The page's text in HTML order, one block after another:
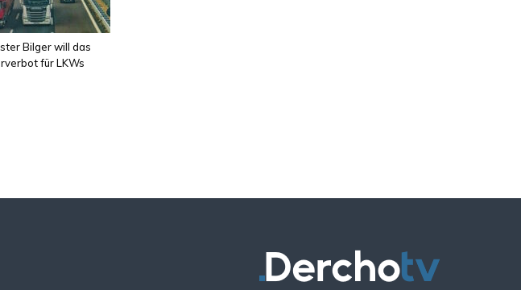
Bilger will das
für LKWs